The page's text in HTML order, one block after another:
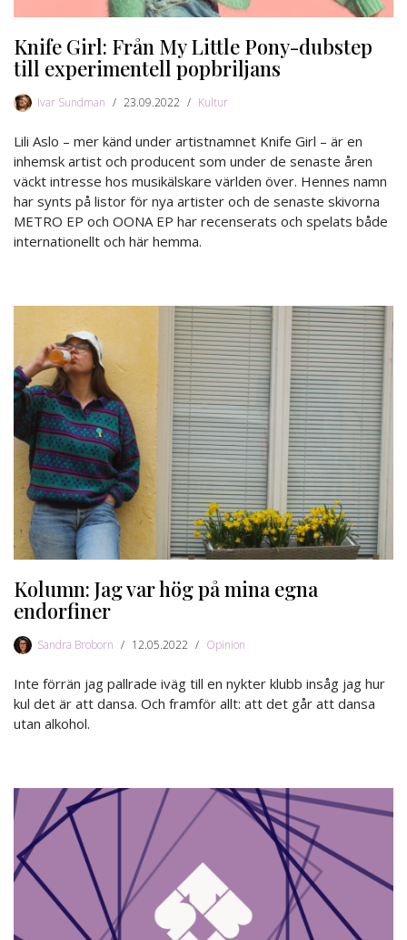
Knife Girl: Från My Little Pony-dubstep
till experimentell popbriljans
Ivar Sundman 23.09.2022 Kultur
Lili Aslo – mer känd under artistnamnet Knife Girl – är en
inhemsk artist och producent som under de senaste åren
väckt intresse hos musikälskare världen över. Hennes namn
har synts på listor för nya artister och de senaste skivorna
METRO EP och OONA EP har recenserats och spelats både
internationellt och här hemma.
Kolumn: Jag var hög på mina egna
endorfiner
Sandra Broborn 12.05.2022 Opinion
Inte förrän jag pallrade iväg till en nykter klubb insåg jag hur
kul det är att dansa. Och framför allt: att det går att dansa
utan alkohol.